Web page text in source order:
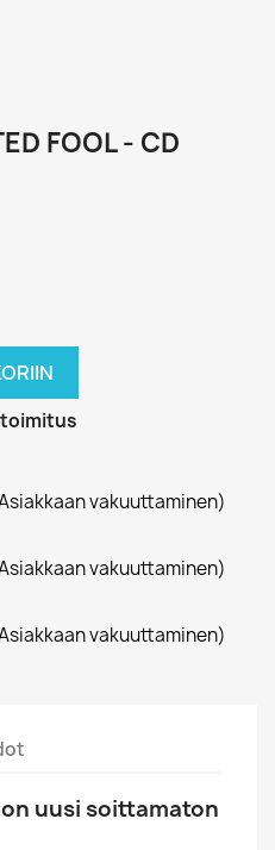
FOOL - CD
vakuuttaminen)
vakuuttaminen)
vakuuttaminen)
uusi soittamaton